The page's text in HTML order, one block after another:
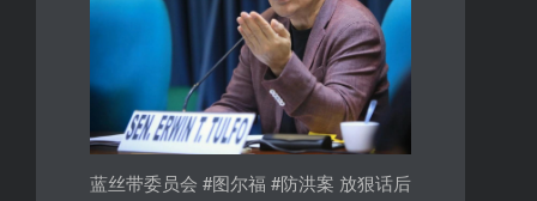
蓝丝带委员会 #图尔福 #防洪案 放狠话后